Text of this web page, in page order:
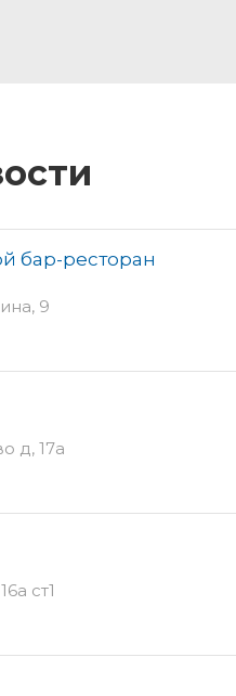
бар-ресторан
9
д, 17а
ст1